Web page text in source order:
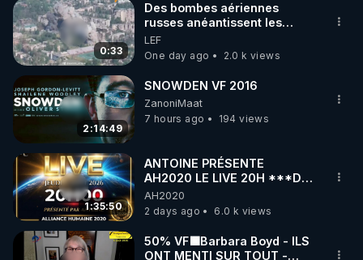
0:33
Des bombes aériennes
russes anéantissent les
centres de contrôle de
drones de 3 brigades
ukrainienne
LEF
One day ago
2.0 k views
2:14:49
SNOWDEN VF 2016
ZanoniMaat
7 hours ago
194 views
1:35:50
ANTOINE PRÉSENTE
AH2020 LE LIVE 20H ***DU
06/08/2026***
AH2020
2 days ago
6.0 k views
50% VF🟩Barbara Boyd - ILS
ONT MENTI SUR TOUT -